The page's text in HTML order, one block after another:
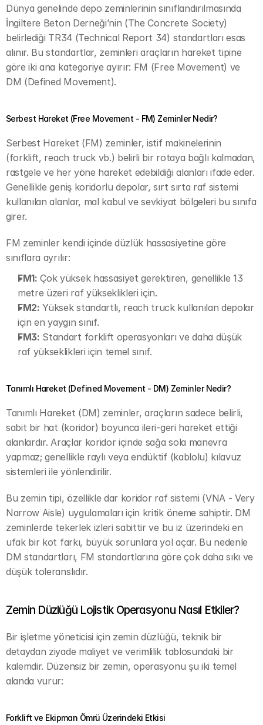
Dünya genelinde depo zeminlerinin sınıflandırılmasında
İngiltere Beton Derneği’nin (The Concrete Society)
belirlediği TR34 (Technical Report 34) standartları esas
alınır. Bu standartlar, zeminleri araçların hareket tipine
göre iki ana kategoriye ayırır: FM (Free Movement) ve
DM (Defined Movement).
Serbest Hareket (Free Movement - FM) Zeminler Nedir?
Serbest Hareket (FM) zeminler, istif makinelerinin
(forklift, reach truck vb.) belirli bir rotaya bağlı kalmadan,
rastgele ve her yöne hareket edebildiği alanları ifade eder.
Genellikle geniş koridorlu depolar, sırt sırta raf sistemi
kullanılan alanlar, mal kabul ve sevkiyat bölgeleri bu sınıfa
girer.
FM zeminler kendi içinde düzlük hassasiyetine göre
sınıflara ayrılır:
FM1: Çok yüksek hassasiyet gerektiren, genellikle 13
metre üzeri raf yükseklikleri için.
FM2: Yüksek standartlı, reach truck kullanılan depolar
için en yaygın sınıf.
FM3: Standart forklift operasyonları ve daha düşük
raf yükseklikleri için temel sınıf.
Tanımlı Hareket (Defined Movement - DM) Zeminler Nedir?
Tanımlı Hareket (DM) zeminler, araçların sadece belirli,
sabit bir hat (koridor) boyunca ileri-geri hareket ettiği
alanlardır. Araçlar koridor içinde sağa sola manevra
yapmaz; genellikle raylı veya endüktif (kablolu) kılavuz
sistemleri ile yönlendirilir.
Bu zemin tipi, özellikle dar koridor raf sistemi (VNA - Very
Narrow Aisle) uygulamaları için kritik öneme sahiptir. DM
zeminlerde tekerlek izleri sabittir ve bu iz üzerindeki en
ufak bir kot farkı, büyük sorunlara yol açar. Bu nedenle
DM standartları, FM standartlarına göre çok daha sıkı ve
düşük toleranslıdır.
Zemin Düzlüğü Lojistik Operasyonu Nasıl Etkiler?
Bir işletme yöneticisi için zemin düzlüğü, teknik bir
detaydan ziyade maliyet ve verimlilik tablosundaki bir
kalemdir. Düzensiz bir zemin, operasyonu şu iki temel
alanda vurur:
Forklift ve Ekipman Ömrü Üzerindeki Etkisi